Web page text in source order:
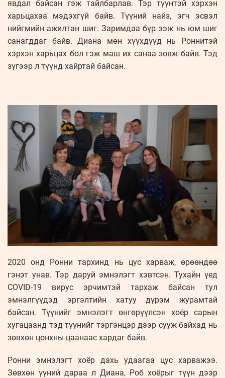
явдал байсан гэж тайлбарлав. Тэр түүнтэй хэрхэн
харьцахаа мэдэхгүй байв. Түүний найз, эгч эсвэл
нийгмийн ажилтан шиг. Заримдаа бүр ээж нь юм шиг
санагддаг байв. Диана мөн хүүхдүүд нь Роннитэй
хэрхэн харьцах бол гэж маш их санаа зовж байв. Тэд
зүгээр л түүнд хайртай байсан.
2020 онд Ронни тархинд нь цус харваж, өрөөндөө
гэнэт унав. Тэр даруй эмнэлэгт хэвтсэн. Тухайн үед
COVID-19 вирус эрчимтэй тархаж байсан тул
эмнэлгүүдэд эргэлтийн хатуу дүрэм журамтай
байсан. Түүнийг эмнэлэгт өнгөрүүлсэн хоёр сарын
хугацаанд тэд түүнийг тэргэнцэр дээр сууж байхад нь
зөвхөн цонхны цаанаас хардаг байв.
Ронни эмнэлэгт хоёр дахь удаагаа цус харважээ.
Зөвхөн үүний дараа л Диана, Роб хоёрыг түүн дээр